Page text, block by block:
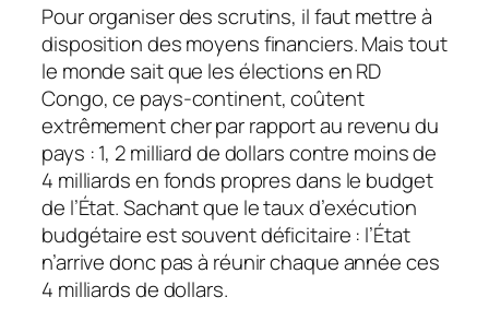
Pour organiser des scrutins, il faut mettre à
disposition des moyens financiers. Mais tout
le monde sait que les élections en RD
Congo, ce pays-continent, coûtent
extrêmement cher par rapport au revenu du
pays : 1, 2 milliard de dollars contre moins de
4 milliards en fonds propres dans le budget
de l’État. Sachant que le taux d’exécution
budgétaire est souvent déficitaire : l’État
n’arrive donc pas à réunir chaque année ces
4 milliards de dollars.